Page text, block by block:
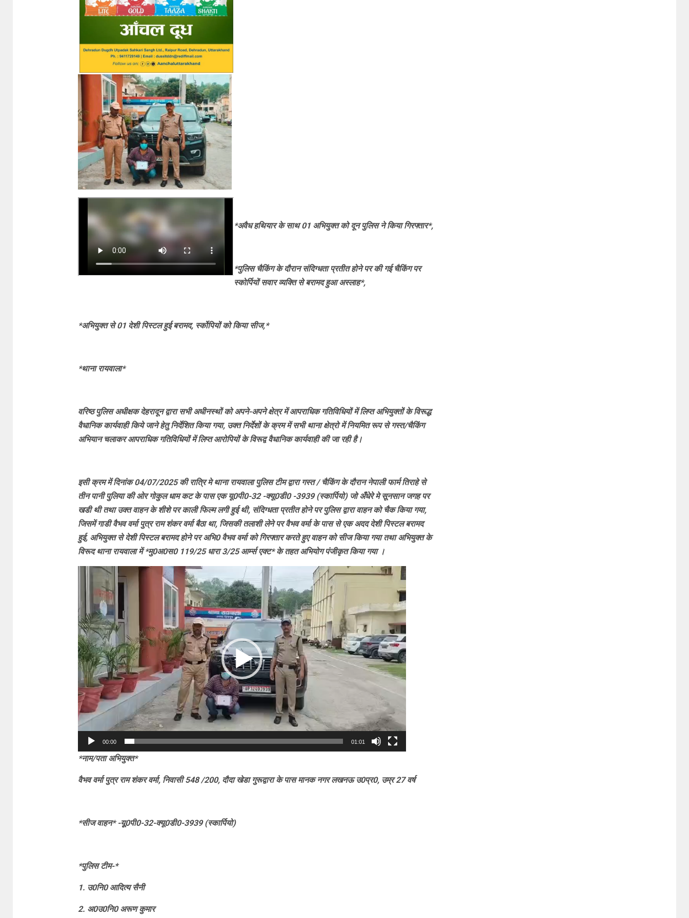
*अवैध हथियार के साथ 01 अभियुक्त को दून पुलिस ने किया गिरफ्तार*,
*पुलिस चैकिंग के दौरान संदिग्धता प्रतीत होने पर की गई चैकिंग पर
स्कोर्पियों सवार व्यक्ति से बरामद हुआ अस्लाह*,
*अभियुक्त से 01 देशी पिस्टल हुई बरामद, र्स्कोपियों को किया सीज,*
*थाना रायवाला*
वरिष्ठ पुलिस अधीक्षक देहरादून द्वारा सभी अधीनस्थों को अपने-अपने क्षेत्र में आपराधिक गतिविधियों में लिप्त अभियुक्तों के विरूद्ध
वैधानिक कार्यवाही किये जाने हेतु निर्देशित किया गया, उक्त निर्देशों के क्रम में सभी थाना क्षेत्रो में नियमित रूप से गस्त/चैकिंग
अभियान चलाकर आपराधिक गतिविधियों में लिप्त आरोपियों के विरूद्व वैधानिक कार्यवाही की जा रही है।
इसी क्रम में दिनांक 04/07/2025 की रात्रि मे थाना रायवाला पुलिस टीम द्वारा गस्त / चैकिंग के दौरान नेपाली फार्म तिराहे से
तीन पानी पुलिया की ओर गोकुल धाम कट के पास एक यू0पी0-32 -क्यू0डी0 -3939 (स्कार्पियो) जो अँधेरे मे सूनसान जगह पर
खडी थी तथा उक्त वाहन के शीशे पर काली फिल्म लगी हुई थी, संदिग्धता प्रतीत होने पर पुलिस द्वारा वाहन को चैक किया गया,
जिसमें गाडी वैभव वर्मा पुत्र राम शंकर वर्मा बैठा था, जिसकी तलाशी लेने पर वैभव वर्मा के पास से एक अदद देशी पिस्टल बरामद
हुई, अभियुक्त से देशी पिस्टल बरामद होने पर अभि0 वैभव वर्मा को गिरफ्तार करते हुए वाहन को सीज किया गया तथा अभियुक्त के
विरूद थाना रायवाला में *मु0अ0स0 119/25 धारा 3/25 आर्म्स एक्ट* के तहत अभियोग पंजीकृत किया गया ।
Video
Player
00:00 01:01
*नाम/पता अभियुक्त*
वैभव वर्मा पुत्र राम शंकर वर्मा, निवासी 548 /200, दौदा खेडा गुरूद्वारा के पास मानक नगर लखनऊ उ0प्र0, उम्र 27 वर्ष
*सीज वाहन* -यूू0पी0-32-क्यू0डी0-3939 (स्कार्पियो)
*पुलिस टीम-*
1. उ0नि0 आदित्य सैनी
2. अ0उ0नि0 अरूण कुमार